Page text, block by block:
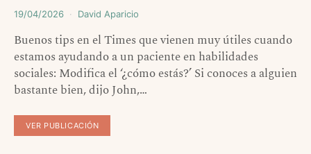
19/04/2026 David Aparicio
Buenos tips en el Times que vienen muy útiles cuando
estamos ayudando a un paciente en habilidades
sociales: Modifica el ‘¿cómo estás?’ Si conoces a alguien
bastante bien, dijo John,…
VER PUBLICACIÓN